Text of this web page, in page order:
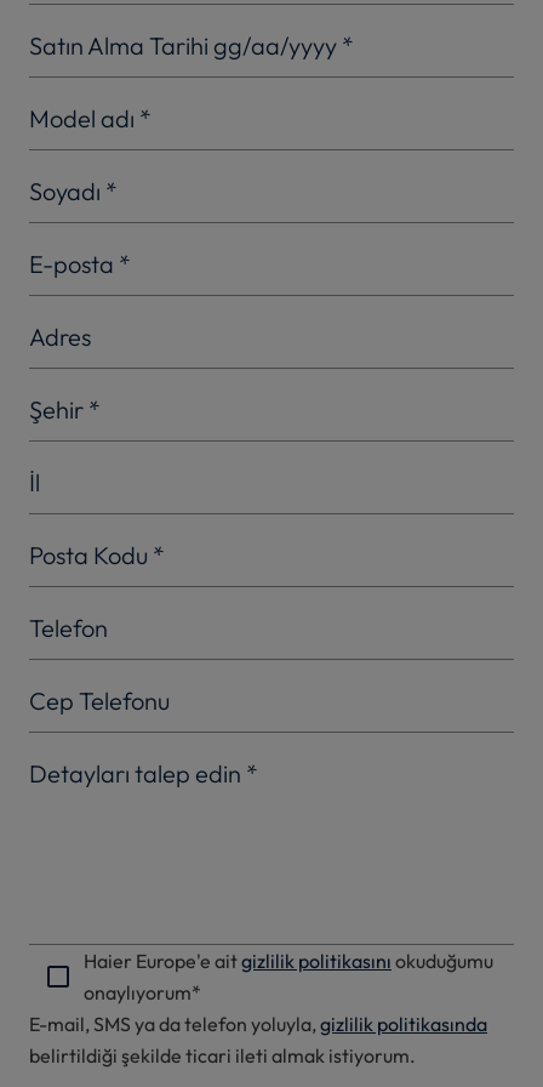
Satın Alma Tarihi gg/aa/yyyy *
Model adı *
Soyadı *
E-posta *
Adres
Şehir *
İl
Posta Kodu *
Telefon
Cep Telefonu
Detayları talep edin *
Haier Europe'e aitgizlilik politikasını okuduğumu
onaylıyorum*
E-mail, SMS ya da telefon yoluyla,gizlilik politikasında
belirtildiği şekilde ticari ileti almak istiyorum.